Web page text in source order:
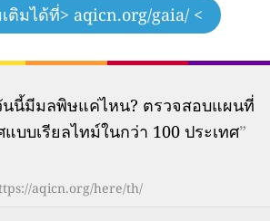
ติมได้ที่> aqicn.org/gaia/ <
นนี้มีมลพิษแค่ไหน? ตรวจสอบแผนที่
บบเรียลไทม์ในกว่า 100 ประเทศ”
aqicn.org/here/th/